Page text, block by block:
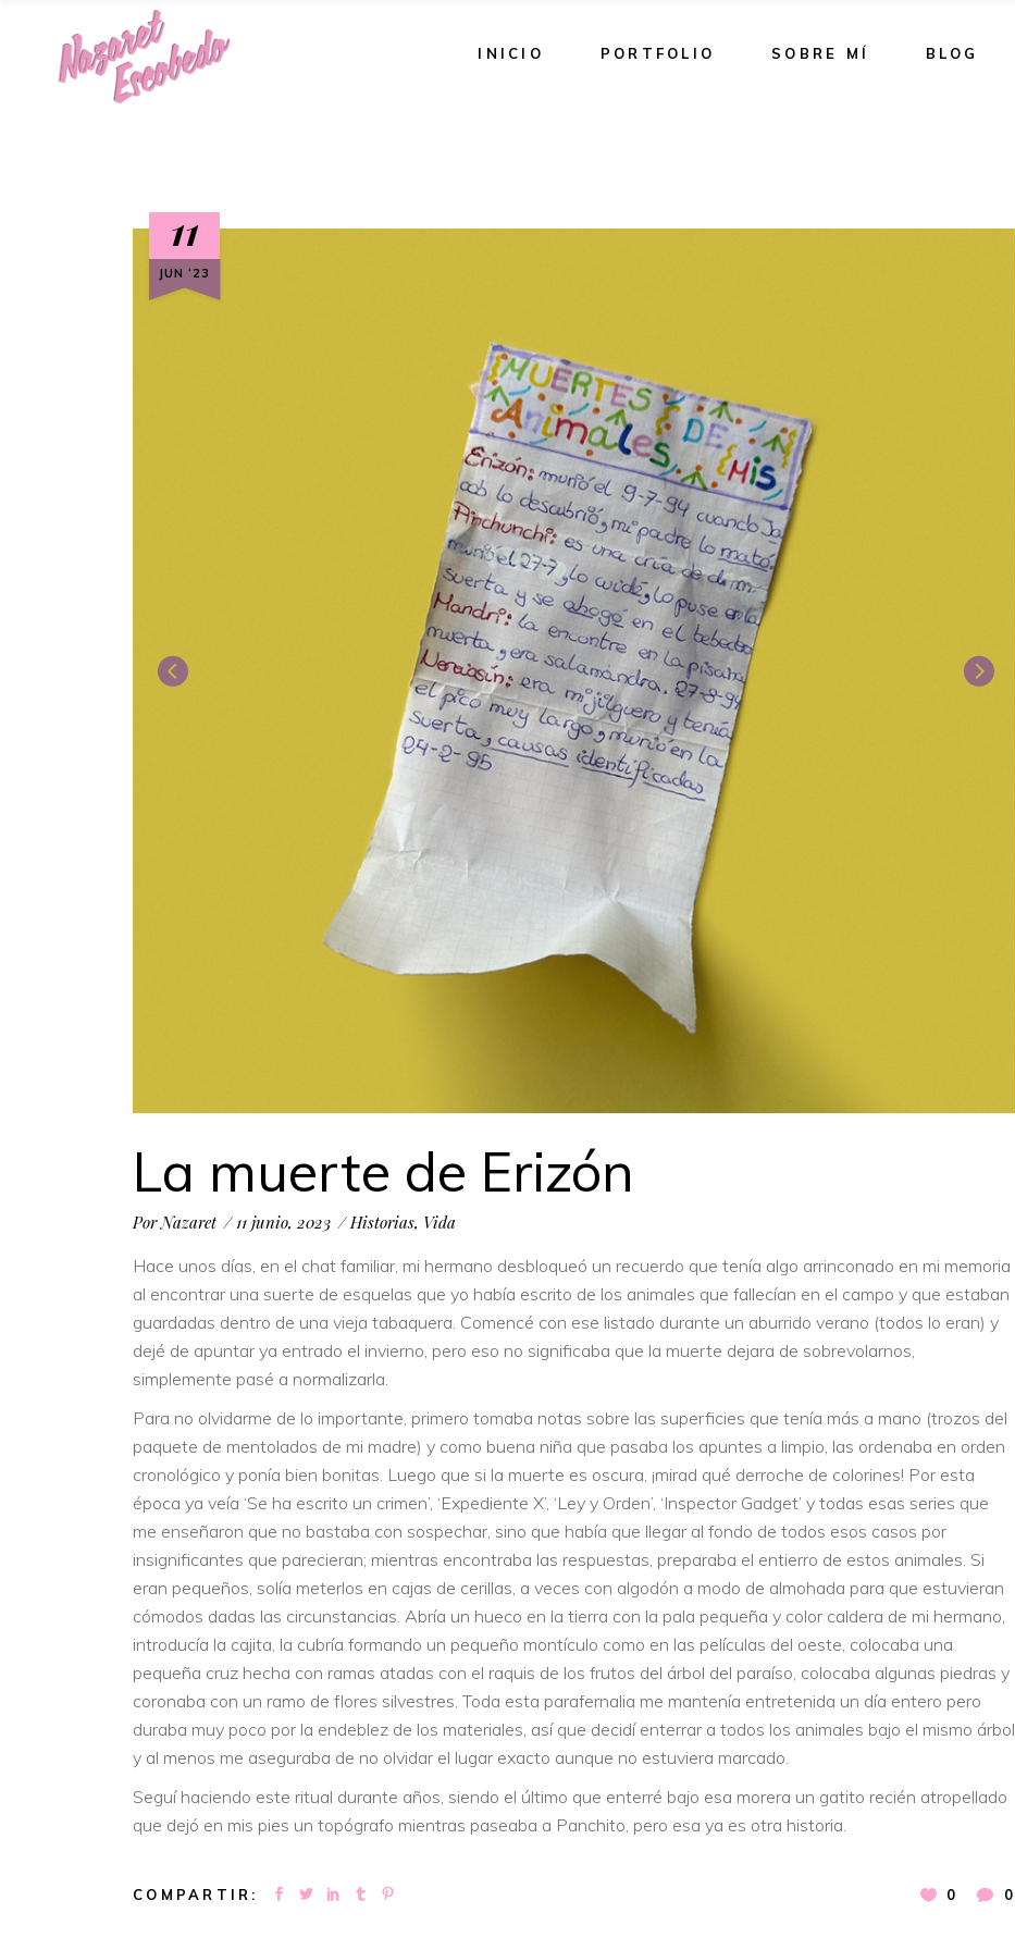
INICIO PORTFOLIO SOBRE MÍ BLOG
11
JUN ‘23
La muerte de Erizón
Por Nazaret 11 junio, 2023 Historias, Vida
Hace unos días, en el chat familiar, mi hermano desbloqueó un recuerdo que tenía algo arrinconado en mi memoria
al encontrar una suerte de esquelas que yo había escrito de los animales que fallecían en el campo y que estaban
guardadas dentro de una vieja tabaquera. Comencé con ese listado durante un aburrido verano (todos lo eran) y
dejé de apuntar ya entrado el invierno, pero eso no significaba que la muerte dejara de sobrevolarnos,
simplemente pasé a normalizarla.
Para no olvidarme de lo importante, primero tomaba notas sobre las superficies que tenía más a mano (trozos del
paquete de mentolados de mi madre) y como buena niña que pasaba los apuntes a limpio, las ordenaba en orden
cronológico y ponía bien bonitas. Luego que si la muerte es oscura, ¡mirad qué derroche de colorines! Por esta
época ya veía ‘Se ha escrito un crimen’, ‘Expediente X’, ‘Ley y Orden’, ‘Inspector Gadget’ y todas esas series que
me enseñaron que no bastaba con sospechar, sino que había que llegar al fondo de todos esos casos por
insignificantes que parecieran; mientras encontraba las respuestas, preparaba el entierro de estos animales. Si
eran pequeños, solía meterlos en cajas de cerillas, a veces con algodón a modo de almohada para que estuvieran
cómodos dadas las circunstancias. Abría un hueco en la tierra con la pala pequeña y color caldera de mi hermano,
introducía la cajita, la cubría formando un pequeño montículo como en las películas del oeste, colocaba una
pequeña cruz hecha con ramas atadas con el raquis de los frutos del árbol del paraíso, colocaba algunas piedras y
coronaba con un ramo de flores silvestres. Toda esta parafernalia me mantenía entretenida un día entero pero
duraba muy poco por la endeblez de los materiales, así que decidí enterrar a todos los animales bajo el mismo árbol
y al menos me aseguraba de no olvidar el lugar exacto aunque no estuviera marcado.
Seguí haciendo este ritual durante años, siendo el último que enterré bajo esa morera un gatito recién atropellado
que dejó en mis pies un topógrafo mientras paseaba a Panchito, pero esa ya es otra historia.
COMPARTIR: 0 0